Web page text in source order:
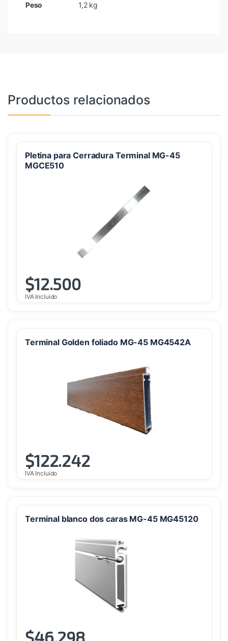
Peso 1,2 kg
Productos relacionados
Pletina para Cerradura Terminal MG-45
MGCE510
$12.500
IVA Incluido
Terminal Golden foliado MG-45 MG4542A
$122.242
IVA Incluido
Terminal blanco dos caras MG-45 MG45120
$46.298